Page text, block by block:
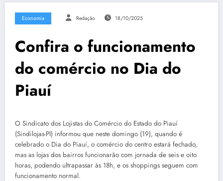
Economia Redação 18/10/2025
Confira o funcionamento
do comércio no Dia do
Piauí
O Sindicato dos Lojistas do Comércio do Estado do Piauí
(Sindilojas-PI) informou que neste domingo (19), quando é
celebrado o Dia do Piauí, o comércio do centro estará fechado,
mas as lojas dos bairros funcionarão com jornada de seis e oito
horas, podendo ultrapassar às 18h, e os shoppings seguem com
funcionamento normal.